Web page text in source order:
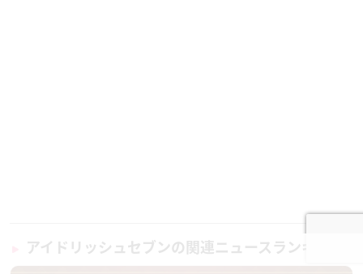
アイドリッシュセブンの関連ニュースランキング